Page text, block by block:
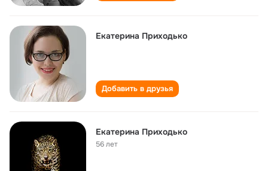
Екатерина Приходько
Добавить в друзья
Екатерина Приходько
56 лет